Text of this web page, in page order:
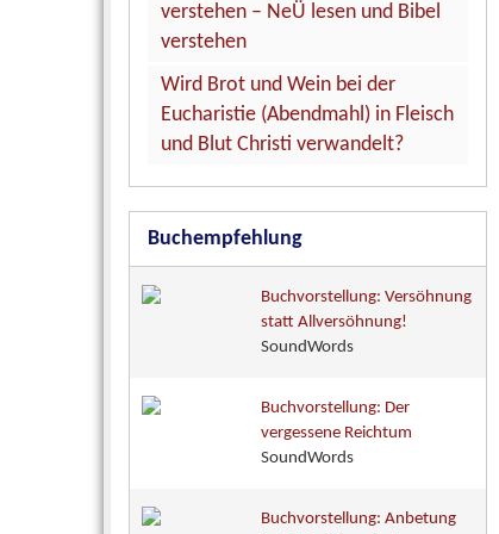
verstehen – NeÜ lesen und Bibel
verstehen
Wird Brot und Wein bei der
Eucharistie (Abendmahl) in Fleisch
und Blut Christi verwandelt?
Buchempfehlung
Buchvorstellung: Versöhnung
statt Allversöhnung!
SoundWords
Buchvorstellung: Der
vergessene Reichtum
SoundWords
Buchvorstellung: Anbetung